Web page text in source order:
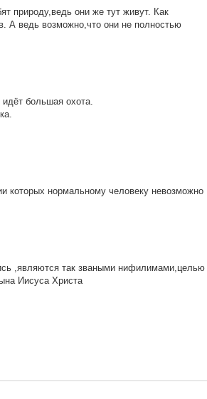
природу,ведь они же тут живут. Как
А ведь возможно,что они не полностью
большая охота.
которых нормальному человеку невозможно
,являются так зваными нифилимами,целью
Иисуса Христа